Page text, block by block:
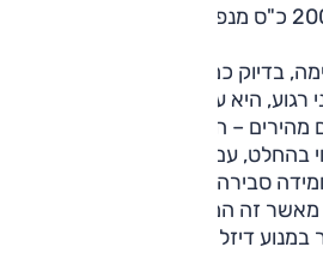
בדיוק כמו בדור הקודם – במסלול
רגוע, היא עמדה על עשרה ק"מ
מהירים – הקפטיבה מבודד את הנהג
בהחלט, עם מעט רעשי רוח
סבירה של רעשי כביש. המנוע
זה המוחלף, ונוסע מזדמן ברכב
דיזל או בנזין, גם בנהיגה